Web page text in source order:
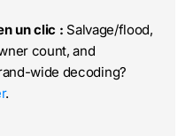
un clic : Salvage/flood,
count, and
wide decoding?
.